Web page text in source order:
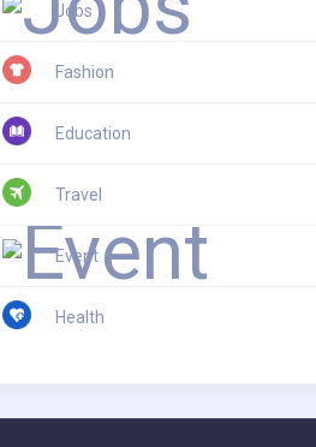
Jobs
Fashion
Education
Travel
Event
Health